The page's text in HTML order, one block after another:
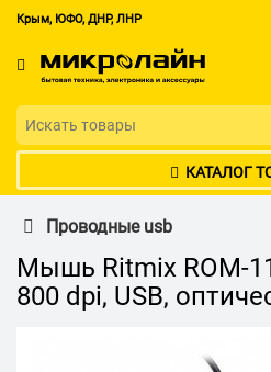
Крым, ЮФО, ДНР, ЛНР
КАТАЛОГ
Проводные usb
Мышь Ritmix ROM-
800 dpi, USB,